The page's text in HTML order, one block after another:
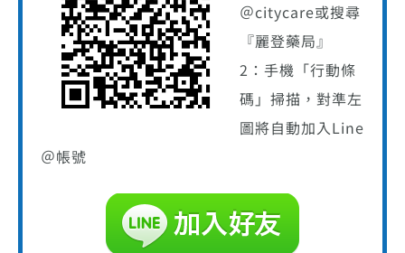
＠citycare或搜尋
『麗登藥局』
2：手機「行動條
碼」掃描，對準左
圖將自動加入Line
＠帳號